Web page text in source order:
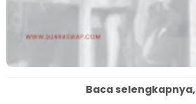
Baca selengkapnya,